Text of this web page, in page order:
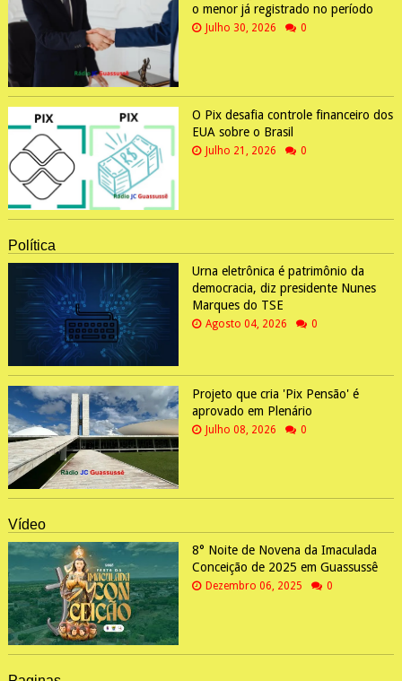
o menor já registrado no período
Julho 30, 2026 0
O Pix desafia controle financeiro dos
EUA sobre o Brasil
Julho 21, 2026 0
Política
Urna eletrônica é patrimônio da
democracia, diz presidente Nunes
Marques do TSE
Agosto 04, 2026 0
Projeto que cria 'Pix Pensão' é
aprovado em Plenário
Julho 08, 2026 0
Vídeo
8° Noite de Novena da Imaculada
Conceição de 2025 em Guassussê
Dezembro 06, 2025 0